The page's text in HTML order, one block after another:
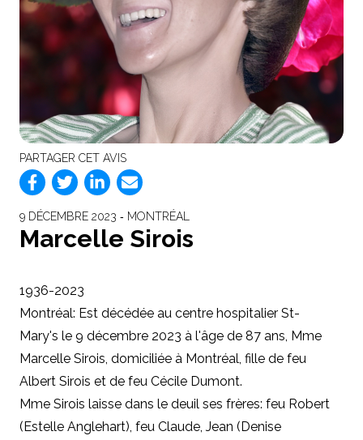
PARTAGER CET AVIS
9 DÉCEMBRE 2023 ‐ MONTRÉAL
Marcelle Sirois
1936-2023
Montréal: Est décédée au centre hospitalier St-
Mary's le 9 décembre 2023 à l'âge de 87 ans, Mme
Marcelle Sirois, domiciliée à Montréal, fille de feu
Albert Sirois et de feu Cécile Dumont.
Mme Sirois laisse dans le deuil ses frères: feu Robert
(Estelle Anglehart), feu Claude, Jean (Denise